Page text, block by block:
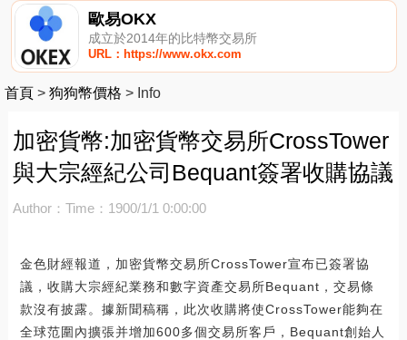
歐易OKX
成立於2014年的比特幣交易所
URL：https://www.okx.com
首頁 > 狗狗幣價格 > Info
加密貨幣:加密貨幣交易所CrossTower
與大宗經紀公司Bequant簽署收購協議
Author： Time：1900/1/1 0:00:00
金色財經報道，加密貨幣交易所CrossTower宣布已簽署協
議，收購大宗經紀業務和數字資產交易所Bequant，交易條
款沒有披露。據新聞稿稱，此次收購將使CrossTower能夠在
全球范圍內擴張并增加600多個交易所客戶，Bequant創始人